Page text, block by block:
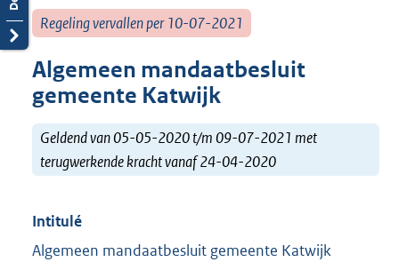
Regeling vervallen per 10-07-2021
Algemeen mandaatbesluit
gemeente Katwijk
Geldend van 05-05-2020 t/m 09-07-2021 met
terugwerkende kracht vanaf 24-04-2020
Intitulé
Algemeen mandaatbesluit gemeente Katwijk